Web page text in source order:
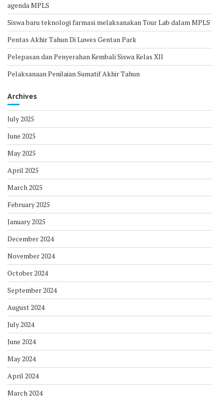
agenda MPLS
Siswa baru teknologi farmasi melaksanakan Tour Lab dalam MPLS
Pentas Akhir Tahun Di Luwes Gentan Park
Pelepasan dan Penyerahan Kembali Siswa Kelas XII
Pelaksanaan Penilaian Sumatif Akhir Tahun
Archives
July 2025
June 2025
May 2025
April 2025
March 2025
February 2025
January 2025
December 2024
November 2024
October 2024
September 2024
August 2024
July 2024
June 2024
May 2024
April 2024
March 2024